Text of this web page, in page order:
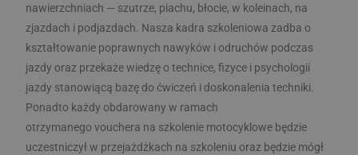
nawierzchniach — szutrze, piachu, błocie, w koleinach, na
zjazdach i podjazdach. Nasza kadra szkoleniowa zadba o
kształtowanie poprawnych nawyków i odruchów podczas
jazdy oraz przekaże wiedzę o technice, fizyce i psychologii
jazdy stanowiącą bazę do ćwiczeń i doskonalenia techniki.
Ponadto każdy obdarowany w ramach
otrzymanego vouchera na szkolenie motocyklowe będzie
uczestniczył w przejażdżkach na szkoleniu oraz będzie mógł
Niezbędne Wydajność
Targetowanie
Funkcjonalność
Niesklasyfikowane
Niezbędne pliki cookie umożliwiają korzystanie z
podstawowych funkcji strony internetowej, takich
jak logowanie użytkownika i zarządzanie kontem.
Bez niezbędnych plików cookie nie można
prawidłowo korzystać ze strony internetowej.